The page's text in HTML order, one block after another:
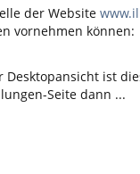
der Website
vornehmen können:
ist
Seite dann ...